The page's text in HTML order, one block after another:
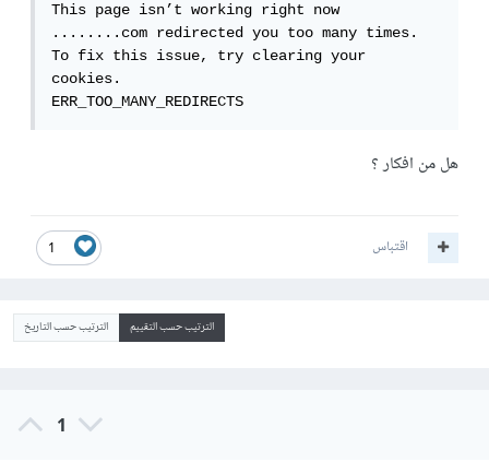
This page isn’t working right now
........com redirected you too many times.
To fix this issue, try clearing your
cookies.
ERR_TOO_MANY_REDIRECTS
هل من افكار ؟
1 اقتباس
الترتيب حسب التقييم الترتيب حسب التاريخ
1